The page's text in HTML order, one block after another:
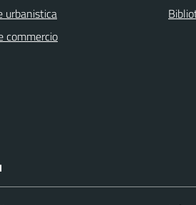
urbanistica
commercio